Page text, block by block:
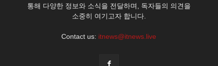
통해 다양한 정보와 소식을 전달하며, 독자들의 의견을
소중히 여기고자 합니다.
Contact us: itnews@itnews.live